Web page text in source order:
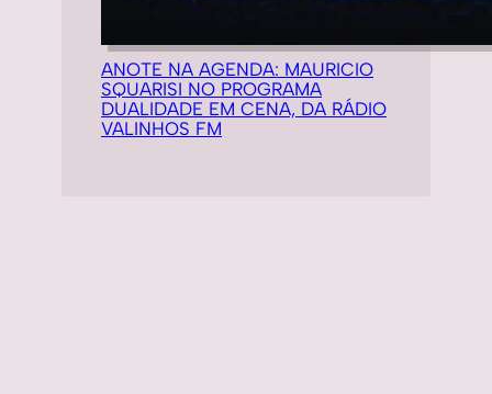
ANOTE NA AGENDA: MAURICIO
SQUARISI NO PROGRAMA
DUALIDADE EM CENA, DA RÁDIO
VALINHOS FM